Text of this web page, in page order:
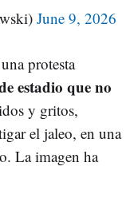
June 9, 2026
protesta
estadio que no
y gritos,
el jaleo, en una
La imagen ha